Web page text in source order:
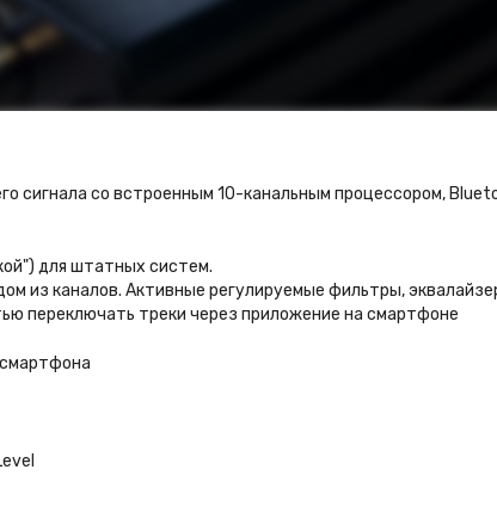
сигнала со встроенным 10-канальным процессором,
для штатных систем.
из каналов. Активные регулируемые фильтры,
переключать треки через приложение на смартфоне